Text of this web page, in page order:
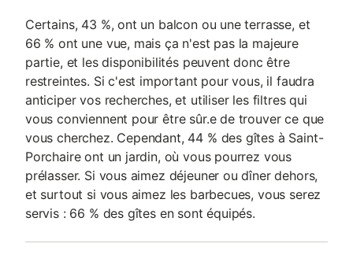
Certains, 43 %, ont un balcon ou une terrasse, et
66 % ont une vue, mais ça n'est pas la majeure
partie, et les disponibilités peuvent donc être
restreintes. Si c'est important pour vous, il faudra
anticiper vos recherches, et utiliser les filtres qui
vous conviennent pour être sûr.e de trouver ce que
vous cherchez. Cependant, 44 % des gîtes à Saint-
Porchaire ont un jardin, où vous pourrez vous
prélasser. Si vous aimez déjeuner ou dîner dehors,
et surtout si vous aimez les barbecues, vous serez
servis : 66 % des gîtes en sont équipés.